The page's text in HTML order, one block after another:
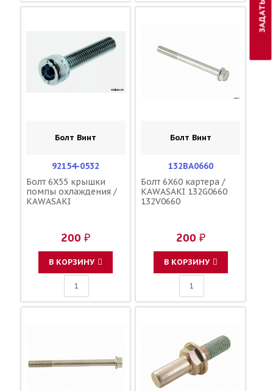
Болт Винт
92154-0532
Болт 6X55 крышки
помпы охлаждения /
KAWASAKI
200 ₽
В КОРЗИНУ
Болт Винт
132BA0660
Болт 6X60 картера /
KAWASAKI 132G0660
132V0660
200 ₽
В КОРЗИНУ